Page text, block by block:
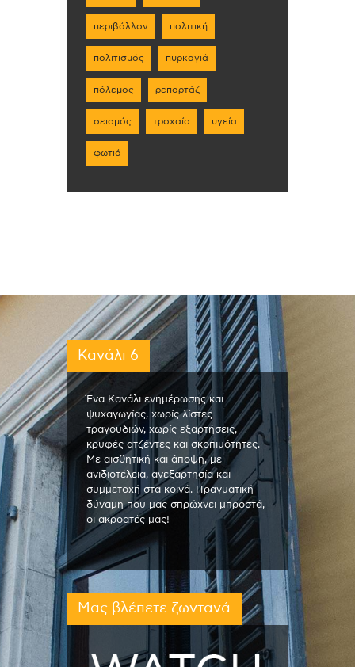
περιβάλλον πολιτική
πολιτισμός πυρκαγιά
πόλεμος ρεπορτάζ
σεισμός τροχαίο υγεία
φωτιά
Κανάλι 6
Ένα Κανάλι ενημέρωσης και
ψυχαγωγίας, χωρίς λίστες
τραγουδιών, χωρίς εξαρτήσεις,
κρυφές ατζέντες και σκοπιμότητες.
Με αισθητική και άποψη, με
ανιδιοτέλεια, ανεξαρτησία και
συμμετοχή στα κοινά. Πραγματική
δύναμη που μας σπρώχνει μπροστά,
οι ακροατές μας!
Μας βλέπετε ζωντανά